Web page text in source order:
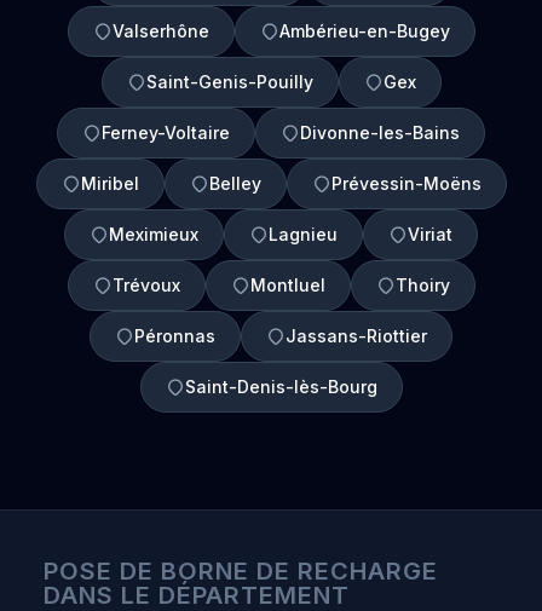
Valserhône Ambérieu-en-Bugey
Saint-Genis-Pouilly Gex
Ferney-Voltaire Divonne-les-Bains
Miribel Belley Prévessin-Moëns
Meximieux Lagnieu Viriat
Trévoux Montluel Thoiry
Péronnas Jassans-Riottier
Saint-Denis-lès-Bourg
POSE DE BORNE DE RECHARGE
DANS LE DÉPARTEMENT